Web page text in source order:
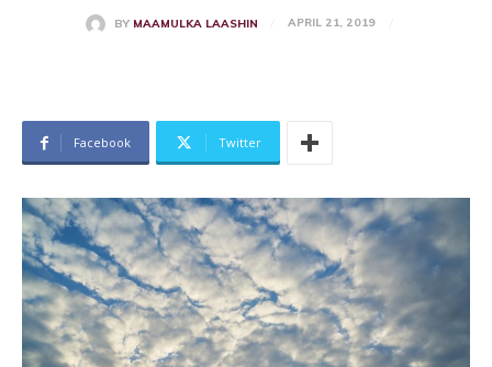
BY MAAMULKA LAASHIN APRIL 21, 2019
Facebook Twitter